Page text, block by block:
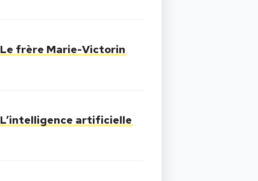
Le frère Marie-Victorin
L’intelligence artificielle